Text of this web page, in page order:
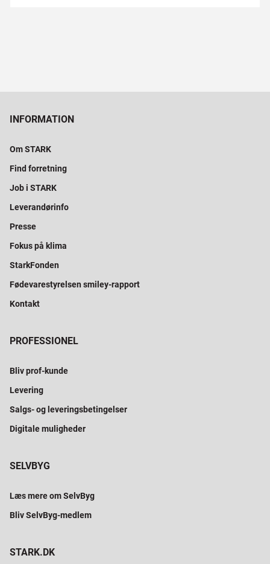
INFORMATION
Om STARK
Find forretning
Job i STARK
Leverandørinfo
Presse
Fokus på klima
StarkFonden
Fødevarestyrelsen smiley-rapport
Kontakt
PROFESSIONEL
Bliv prof-kunde
Levering
Salgs- og leveringsbetingelser
Digitale muligheder
SELVBYG
Læs mere om SelvByg
Bliv SelvByg-medlem
STARK.DK